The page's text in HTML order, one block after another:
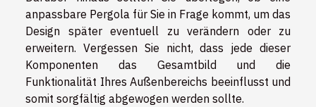
anpassbare Pergola für Sie in Frage kommt, um das
Design später eventuell zu verändern oder zu
erweitern. Vergessen Sie nicht, dass jede dieser
Komponenten das Gesamtbild und die
Funktionalität Ihres Außenbereichs beeinflusst und
somit sorgfältig abgewogen werden sollte.